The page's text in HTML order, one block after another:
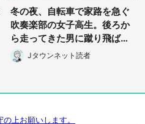
冬の夜、自転車で家路を急ぐ
吹奏楽部の女子高生。後ろか
ら走ってきた男に蹴り飛ばさ
れて、そのまま...
Jタウンネット読者